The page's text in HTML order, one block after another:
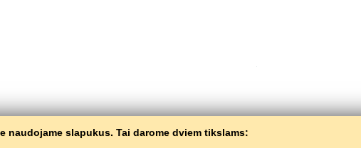
naudojame slapukus. Tai darome dviem tikslams: